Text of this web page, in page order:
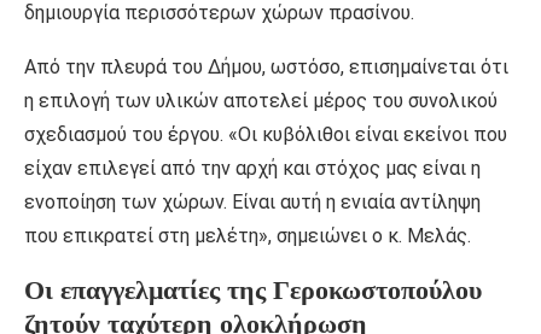
δημιουργία περισσότερων χώρων πρασίνου.
Από την πλευρά του Δήμου, ωστόσο, επισημαίνεται ότι
η επιλογή των υλικών αποτελεί μέρος του συνολικού
σχεδιασμού του έργου. «Οι κυβόλιθοι είναι εκείνοι που
είχαν επιλεγεί από την αρχή και στόχος μας είναι η
ενοποίηση των χώρων. Είναι αυτή η ενιαία αντίληψη
που επικρατεί στη μελέτη», σημειώνει ο κ. Μελάς.
Οι επαγγελματίες της Γεροκωστοπούλου
ζητούν ταχύτερη ολοκλήρωση